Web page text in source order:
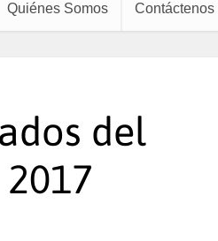
Quiénes Somos Contáctenos
del